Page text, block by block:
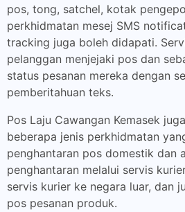
pos, tong, satchel, kotak
perkhidmatan mesej SMS
tracking juga boleh didapati.
pelanggan menjejaki pos dan
status pesanan mereka dengan
pemberitahuan teks.
Pos Laju Cawangan Kemasek
beberapa jenis perkhidmatan
penghantaran pos domestik dan
penghantaran melalui servis
servis kurier ke negara luar, dan
pos pesanan produk.